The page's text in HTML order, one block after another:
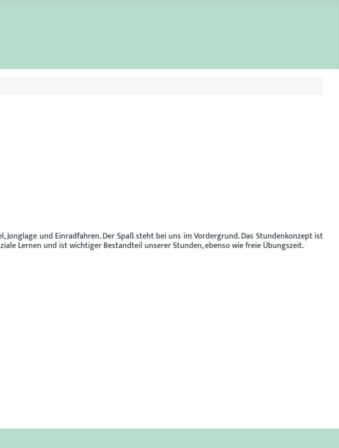
und Einradfahren. Der Spaß steht bei uns im Vordergrund. Das Stundenkonzept ist
Lernen und ist wichtiger Bestandteil unserer Stunden, ebenso wie freie Übungszeit.